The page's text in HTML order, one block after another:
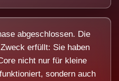
abgeschlossen. Die
erfüllt: Sie haben
nicht nur für kleine
sondern auch